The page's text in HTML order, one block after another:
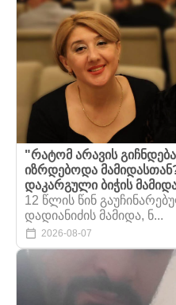
"რატომ არავის
იზრდებოდა
დაკარგული ბიჭის
12 წლის წინ
დადიანიძის მამიდა, ნ...
2026-08-07